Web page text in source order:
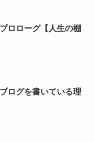
プロローグ【人生の棚
ログを書いている理